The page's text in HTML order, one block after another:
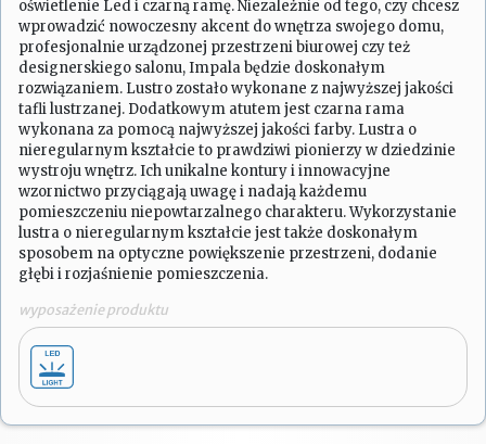
oświetlenie Led i czarną ramę. Niezależnie od tego, czy chcesz
wprowadzić nowoczesny akcent do wnętrza swojego domu,
profesjonalnie urządzonej przestrzeni biurowej czy też
designerskiego salonu, Impala będzie doskonałym
rozwiązaniem. Lustro zostało wykonane z najwyższej jakości
tafli lustrzanej. Dodatkowym atutem jest czarna rama
wykonana za pomocą najwyższej jakości farby. Lustra o
nieregularnym kształcie to prawdziwi pionierzy w dziedzinie
wystroju wnętrz. Ich unikalne kontury i innowacyjne
wzornictwo przyciągają uwagę i nadają każdemu
pomieszczeniu niepowtarzalnego charakteru. Wykorzystanie
lustra o nieregularnym kształcie jest także doskonałym
sposobem na optyczne powiększenie przestrzeni, dodanie
głębi i rozjaśnienie pomieszczenia.
wyposażenie produktu